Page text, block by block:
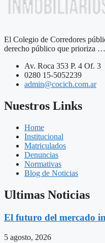
El Colegio de Corredores
derecho público que prioriza …
Av. Roca 353 P. 4 Of. 3
0280 15-5052239
admin@cocich.com.ar
Nuestros Links
Home
Institucional
Matriculados
Denuncias
Normativas
Blog de Noticias
Ultimas Noticias
El futuro del mercado
5 agosto, 2026